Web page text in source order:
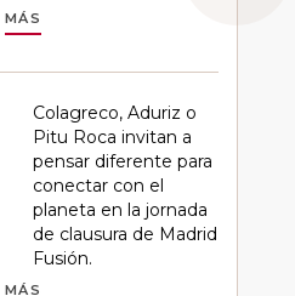
MÁS
Colagreco, Aduriz o
Pitu Roca invitan a
pensar diferente para
conectar con el
planeta en la jornada
de clausura de Madrid
Fusión.
MÁS